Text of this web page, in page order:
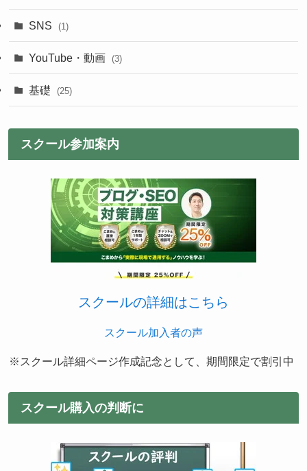
SNS (1)
YouTube・動画 (3)
基礎 (25)
スクール参加案内
スクールの詳細はこちら
スクール加入者の声
※スクール詳細ページ作成記念として、期間限定で割引中
スクール購入の判断に